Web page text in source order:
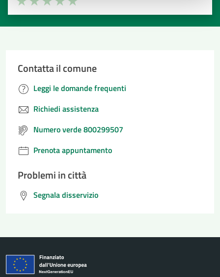
Valuta 5 stelle su 5
Valuta 4 stelle su 5
Valuta 3 stelle su 5
Valuta 2 stelle su 5
Valuta 1 stelle su 5
Contatta il comune
Leggi le domande frequenti
Richiedi assistenza
Numero verde 800299507
Prenota appuntamento
Problemi in città
Segnala disservizio